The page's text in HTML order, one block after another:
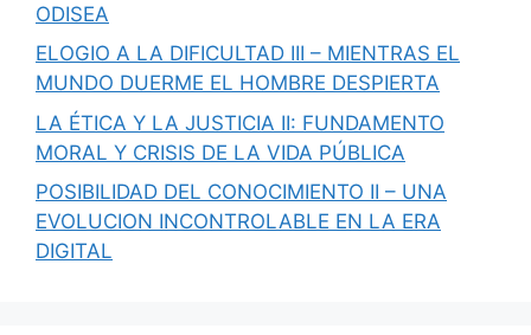
ODISEA
ELOGIO A LA DIFICULTAD III – MIENTRAS EL
MUNDO DUERME EL HOMBRE DESPIERTA
LA ÉTICA Y LA JUSTICIA II: FUNDAMENTO
MORAL Y CRISIS DE LA VIDA PÚBLICA
POSIBILIDAD DEL CONOCIMIENTO II – UNA
EVOLUCION INCONTROLABLE EN LA ERA
DIGITAL